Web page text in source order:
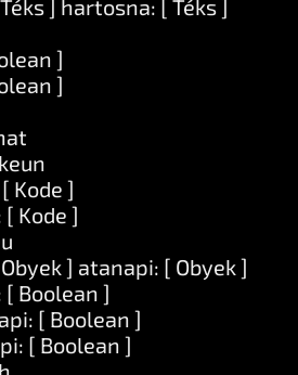
] hartosna: [ Téks ]
]
]
Kode ]
Kode ]
] atanapi: [ Obyek ]
[ Boolean ]
[ Boolean ]
[ Boolean ]